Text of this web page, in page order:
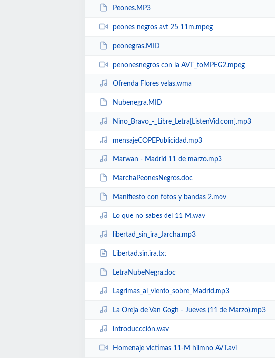
Peones.MP3
peones negros avt 25 11m.mpeg
peonegras.MID
penonesnegros con la AVT_toMPEG2.mpeg
Ofrenda Flores velas.wma
Nubenegra.MID
Nino_Bravo_-_Libre_Letra[ListenVid.com].mp3
mensajeCOPEPublicidad.mp3
Marwan - Madrid 11 de marzo.mp3
MarchaPeonesNegros.doc
Manifiesto con fotos y bandas 2.mov
Lo que no sabes del 11 M.wav
libertad_sin_ira_Jarcha.mp3
Libertad.sin.ira.txt
LetraNubeNegra.doc
Lagrimas_al_viento_sobre_Madrid.mp3
La Oreja de Van Gogh - Jueves (11 de Marzo).mp3
introduccción.wav
Homenaje victimas 11-M hiimno AVT.avi